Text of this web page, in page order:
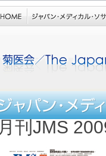
月刊JMS